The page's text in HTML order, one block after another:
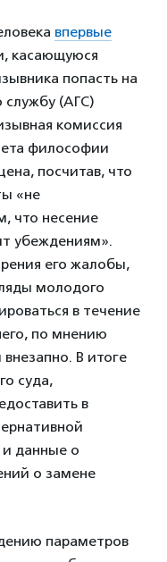
впервые
касающуюся
попасть на
службу (АГС)
комиссия
философии
посчитав, что
«не
что несение
убеждениям».
его жалобы,
молодого
в течение
по мнению
В итоге
суда,
в
и данные о
о замене
параметров